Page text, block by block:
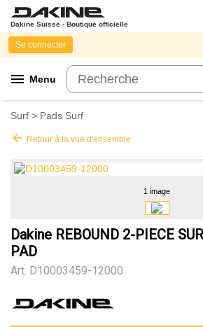
Dakine Suisse - Boutique officielle
menu Menu
Se connecter
Surf > Pads Surf
arrow_back Retour à la vue d'ensemble
1 image
Dakine REBOUND 2-PIECE
PAD
Art. D10003459-12000